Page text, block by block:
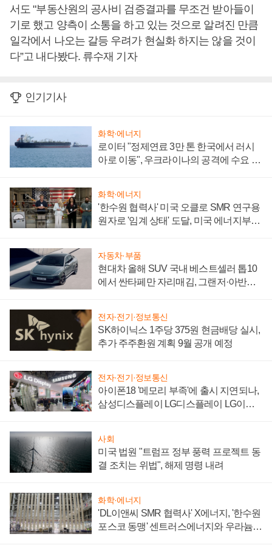
서도 "부동산원의 공사비 검증결과를 무조건 받아들이
기로 했고 양측이 소통을 하고 있는 것으로 알려진 만큼
일각에서 나오는 갈등 우려가 현실화 하지는 않을 것이
다”고 내다봤다. 류수재 기자
인기기사
화학·에너지
로이터 "정제연료 3만 톤 한국에서 러시
아로 이동", 우크라이나의 공격에 수요 늘
화학·에너지
'한수원 협력사' 미국 오클로 SMR 연구용
원자로 '임계 상태' 도달, 미국 에너지부
자동차·부품
현대차 올해 SUV 국내 베스트셀러 톱10
에서 싼타페만 자리매김, 그랜저·아반떼
전자·전기·정보통신
SK하이닉스 1주당 375원 현금배당 실시,
추가 주주환원 계획 9월 공개 예정
전자·전기·정보통신
아이폰18 '메모리 부족'에 출시 지연되나,
삼성디스플레이 LG디스플레이 LG이노
사회
미국 법원 "트럼프 정부 풍력 프로젝트 동
결 조치는 위법", 해제 명령 내려
화학·에너지
'DL이앤씨 SMR 협력사' X에너지, '한수원
포스코 동맹' 센트러스에너지와 우라늄